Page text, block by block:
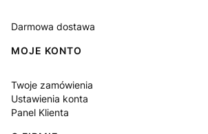
Darmowa dostawa
MOJE KONTO
Twoje zamówienia
Ustawienia konta
Panel Klienta